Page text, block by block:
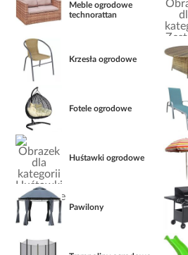
Meble ogrodowe
technorattan
Krzesła ogrodowe
Fotele ogrodowe
Huśtawki ogrodowe
Pawilony